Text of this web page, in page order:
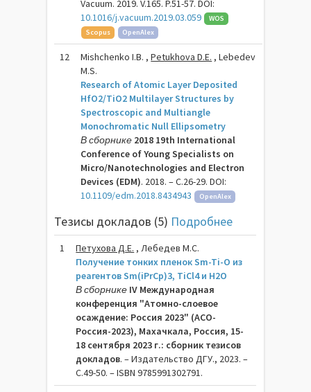
Vacuum. 2019. V.165. P.51-57. DOI:
10.1016/j.vacuum.2019.03.059
WOS
Scopus
OpenAlex
12 Mishchenko I.B. ,Petukhova D.E. , Lebedev
M.S.
Research of Atomic Layer Deposited
HfO2/TiO2 Multilayer Structures by
Spectroscopic and Multiangle
Monochromatic Null Ellipsometry
В сборнике 2018 19th International
Conference of Young Specialists on
Micro/Nanotechnologies and Electron
Devices (EDM). 2018. – C.26-29. DOI:
10.1109/edm.2018.8434943
OpenAlex
Тезисы докладов (5) Подробнее
1 Петухова Д.Е. , Лебедев М.С.
Получение тонких пленок Sm-Ti-O из
реагентов Sm(iPrCp)3, TiCl4 и H2O
В сборнике IV Международная
конференция "Атомно-слоевое
осаждение: Россия 2023" (АСО-
Россия-2023), Махачкала, Россия, 15-
18 сентября 2023 г.: сборник тезисов
докладов. – Издательство ДГУ., 2023. –
C.49-50. – ISBN 9785991302791.